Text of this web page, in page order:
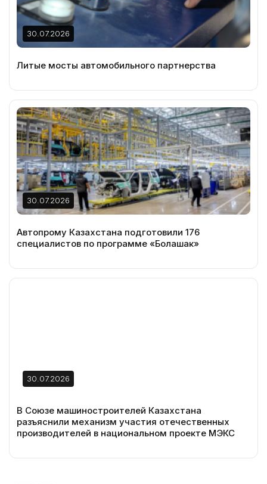
30.07.2026
Литые мосты автомобильного партнерства
30.07.2026
Автопрому Казахстана подготовили 176
специалистов по программе «Болашак»
30.07.2026
В Союзе машиностроителей Казахстана
разъяснили механизм участия отечественных
производителей в национальном проекте МЭКС